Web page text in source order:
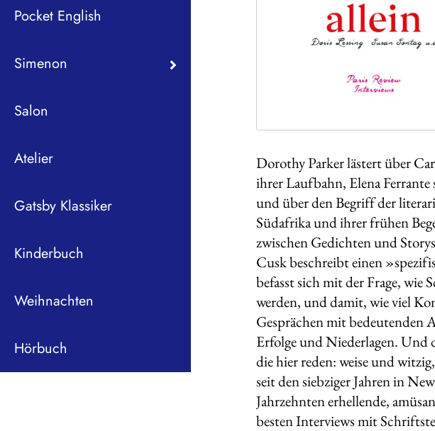
Pocket English
Simenon
Salon
Atelier
Gatsby Klassiker
Kinderbuch
Weihnachten
Hörbuch
Dorothy Parker lästert über
ihrer Laufbahn, Elena
und über den Begriff der
Südafrika und ihrer frühen
zwischen Gedichten und
Cusk beschreibt einen
befasst sich mit der Frage, wie
werden, und damit, wie viel
Gesprächen mit bedeutenden
Erfolge und Niederlagen. Und
die hier reden: weise und
seit den siebziger Jahren in
Jahrzehnten erhellende,
besten Interviews mit